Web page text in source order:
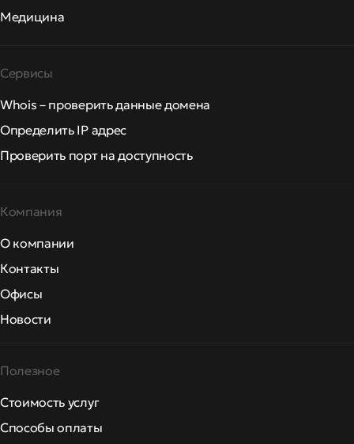
Медицина
Сервисы
Whois – проверить данные домена
Определить IP адрес
Проверить порт на доступность
Компания
О компании
Контакты
Офисы
Новости
Полезное
Стоимость услуг
Способы оплаты